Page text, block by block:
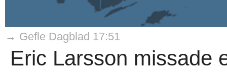
→ Gefle Dagblad 17:51
Eric Larsson missade